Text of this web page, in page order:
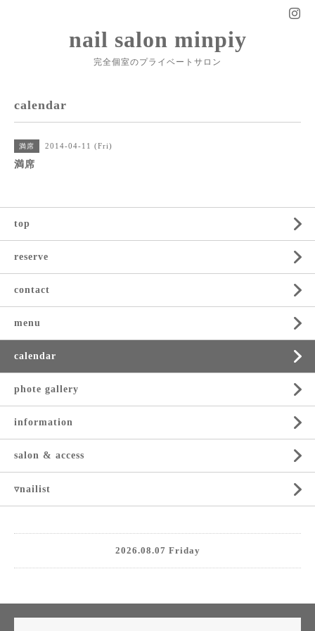
nail salon minpiy
完全個室のプライベートサロン
calendar
満席 2014-04-11 (Fri)
満席
top
reserve
contact
menu
calendar
phote gallery
information
salon & access
▿nailist
2026.08.07 Friday